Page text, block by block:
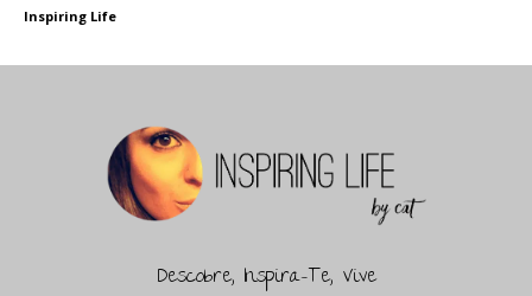
Inspiring Life
Descobre, Inspira-Te, Vive